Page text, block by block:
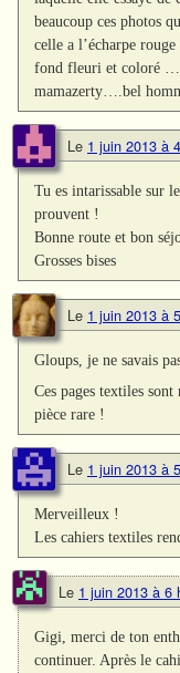
beaucoup ces photos
celle a l’écharpe
fond fleuri et coloré
mamazerty….bel
Le 1 juin 2013 à
Tu es intarissable sur
prouvent !
Bonne route et bon
Grosses bises
Le 1 juin 2013 à
Gloups, je ne savais
Ces pages textiles
pièce rare !
Le 1 juin 2013 à
Merveilleux !
Les cahiers textiles
Le 1 juin 2013 à 6
Gigi, merci de ton
continuer. Après le